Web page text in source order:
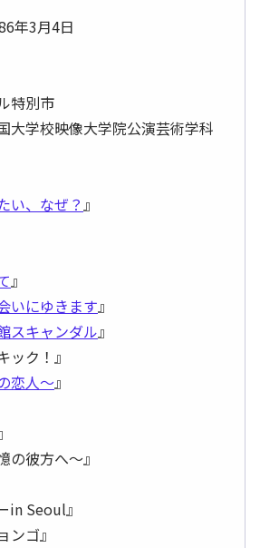
年3月4日
特別市
大学校映像大学院公演芸術学科
い、なぜ？』
』
いにゆきます』
スキャンダル』
ック！』
恋人～』
の彼方へ～』
in Seoul』
ンゴ』